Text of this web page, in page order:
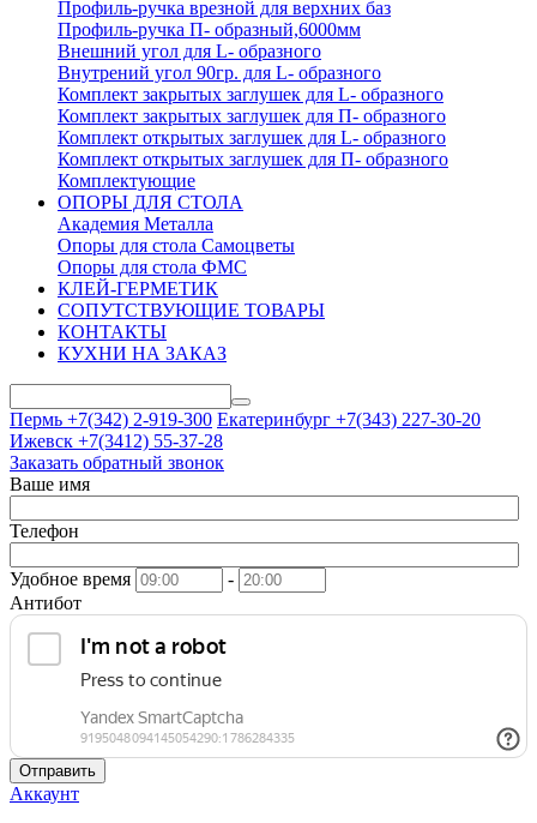
Профиль-ручка врезной для верхних баз
Профиль-ручка П- образный,6000мм
Внешний угол для L- образного
Внутрений угол 90гр. для L- образного
Комплект закрытых заглушек для L- образного
Комплект закрытых заглушек для П- образного
Комплект открытых заглушек для L- образного
Комплект открытых заглушек для П- образного
Комплектующие
ОПОРЫ ДЛЯ СТОЛА
Академия Металла
Опоры для стола Самоцветы
Опоры для стола ФМС
КЛЕЙ-ГЕРМЕТИК
СОПУТСТВУЮЩИЕ ТОВАРЫ
КОНТАКТЫ
КУХНИ НА ЗАКАЗ
Пермь +7(342) 2-919-300 Екатеринбург +7(343) 227-30-20
Ижевск +7(3412) 55-37-28
Заказать обратный звонок
Ваше имя
Телефон
Удобное время
-
Антибот
Отправить
Аккаунт